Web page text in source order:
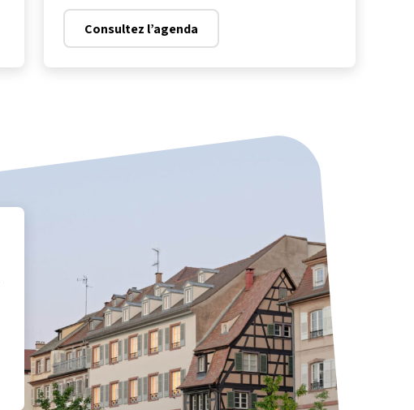
Consultez l’agenda